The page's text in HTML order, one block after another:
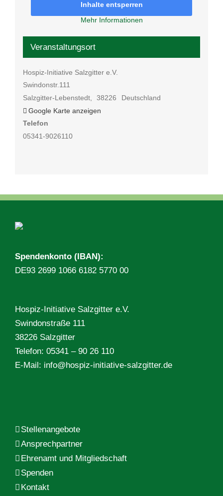
Veranstaltungsort
Hospiz-Initiative Salzgitter e.V.
Swindonstr.111
Salzgitter-Lebenstedt, 38226
Deutschland
Google Karte anzeigen
Telefon
05341-9026110
Inhalte entsperren
Mehr Informationen
Spendenkonto (IBAN):
DE93 2699 1066 6182 5770 00
Hospiz-Initiative Salzgitter e.V.
Swindonstraße 111
38226 Salzgitter
Telefon: 05341 – 90 26 110
E-Mail: info@hospiz-initiative-salzgitter.de
Stellenangebote
Ansprechpartner
Ehrenamt und Mitgliedschaft
Spenden
Kontakt